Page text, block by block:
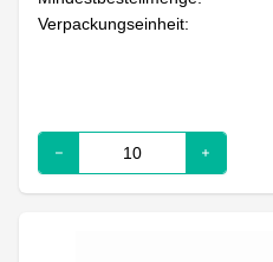
Verpackungseinheit: